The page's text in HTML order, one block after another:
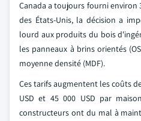
Canada a toujours fourni environ
des États-Unis, la décision a
lourd aux produits du bois
les panneaux à brins orientés
moyenne densité (MDF).
Ces tarifs augmentent les coûts
USD et 45 000 USD par
constructeurs ont du mal à